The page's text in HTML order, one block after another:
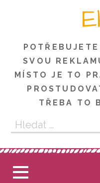
SVOU
MÍSTO JE TO
TŘEBA TO
Vyhledávání